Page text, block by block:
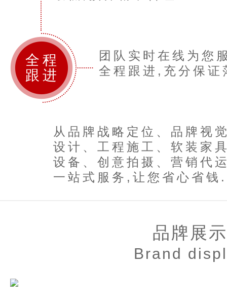
全程
跟进
团队实时在线为您
全程跟进,充分保
从品牌战略定位、品牌视
设计、工程施工、软装家
设备、创意拍摄、营销代
一站式服务,让您省心省
品牌展示
Brand